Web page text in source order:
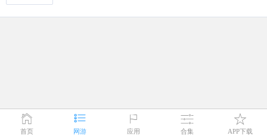
首页 网游 应用 合集 APP下载